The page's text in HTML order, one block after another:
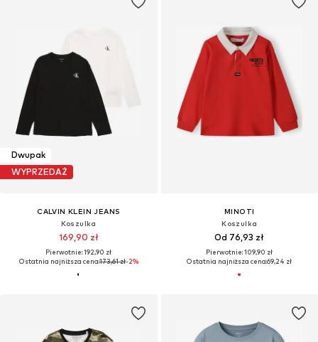
Dwupak
WYPRZEDAŻ
CALVIN KLEIN JEANS
Koszulka
169,90 zł
Pierwotnie: 192,90 zł
Ostatnia najniższa cena:173,61 zł-2%
MINOTI
Koszulka
Od 76,93 zł
Pierwotnie: 109,90 zł
Ostatnia najniższa cena:69,24 zł